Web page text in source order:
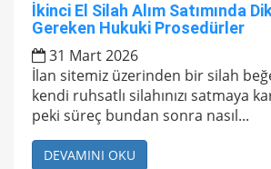
İkinci El Silah Alım Satımında
Gereken Hukuki Prosedürler
31 Mart 2026
İlan sitemiz üzerinden bir silah
kendi ruhsatlı silahınızı satmaya
peki süreç bundan sonra nasıl...
DEVAMINI OKU